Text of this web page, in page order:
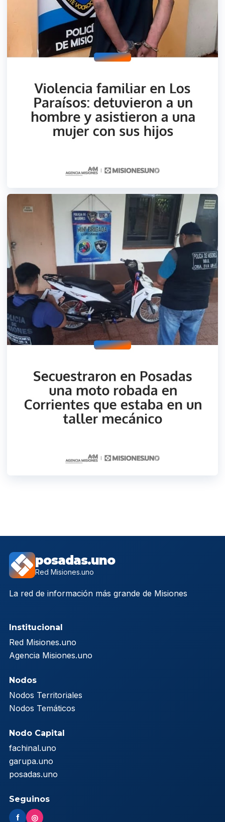
posadas.uno
Red Misiones.uno
La red de información más grande de Misiones
Institucional
Red Misiones.uno
Agencia Misiones.uno
Nodos
Nodos Territoriales
Nodos Temáticos
Nodo Capital
fachinal.uno
garupa.uno
posadas.uno
Seguinos
f ◎